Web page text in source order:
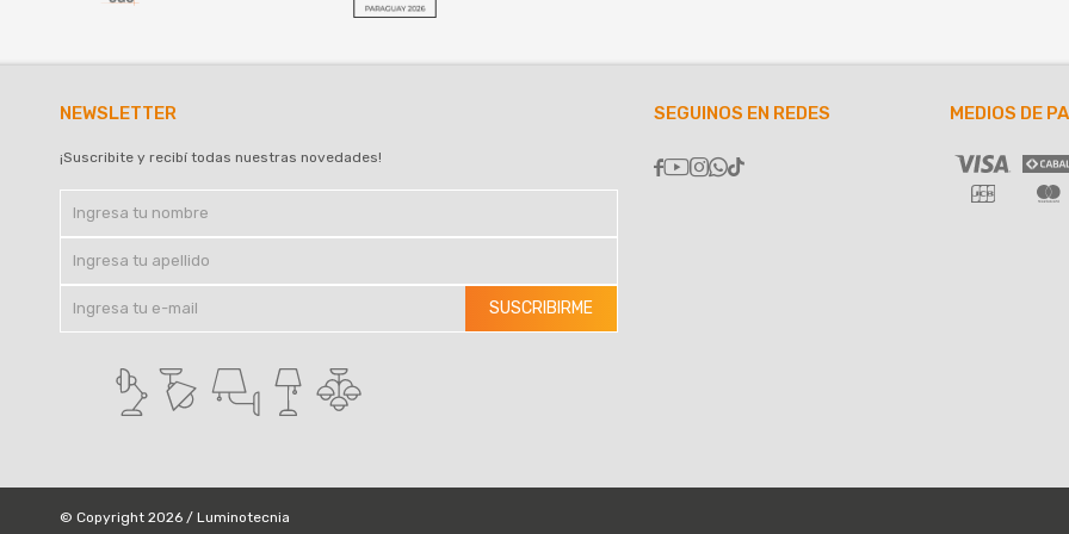
NEWSLETTER
¡Suscribite y recibí todas nuestras novedades!
SUSCRIBIRME
SEGUINOS EN REDES

MEDIOS DE
© Copyright 2026 / Luminotecnia